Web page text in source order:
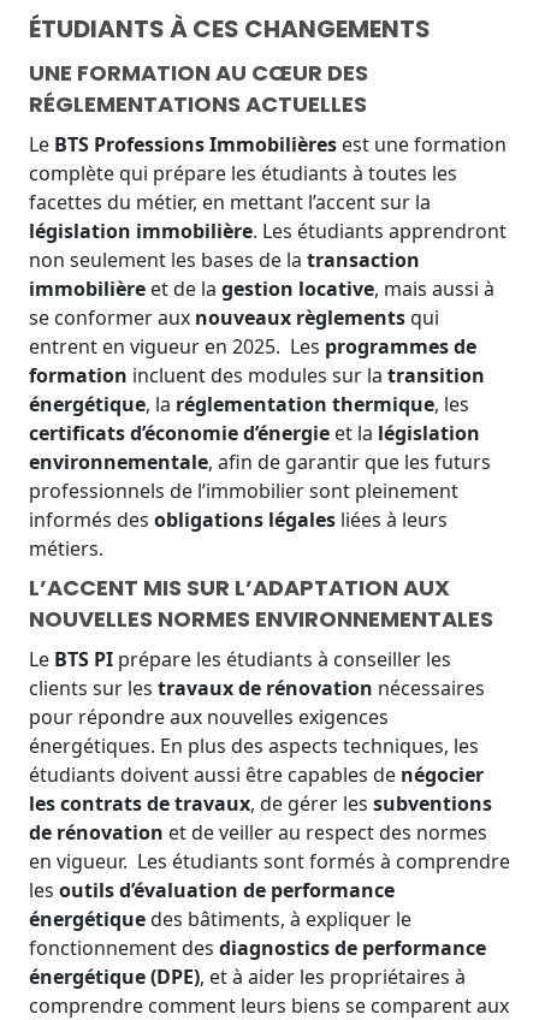
ÉTUDIANTS À CES CHANGEMENTS
UNE FORMATION AU CŒUR DES
RÉGLEMENTATIONS ACTUELLES
Le BTS Professions Immobilières est une formation
complète qui prépare les étudiants à toutes les
facettes du métier, en mettant l’accent sur la
législation immobilière. Les étudiants apprendront
non seulement les bases de la transaction
immobilière et de la gestion locative, mais aussi à
se conformer aux nouveaux règlementsqui
entrent en vigueur en 2025. Les programmes de
formation incluent des modules sur la transition
énergétique, la réglementation thermique, les
certificats d’économie d’énergie et la législation
environnementale, afin de garantir que les futurs
professionnels de l’immobilier sont pleinement
informés des obligations légales liées à leurs
métiers.
L’ACCENT MIS SUR L’ADAPTATION AUX
NOUVELLES NORMES ENVIRONNEMENTALES
Le BTS PI prépare les étudiants à conseiller les
clients sur les travaux de rénovation nécessaires
pour répondre aux nouvelles exigences
énergétiques. En plus des aspects techniques, les
étudiants doivent aussi être capables de négocier
les contrats de travaux, de gérer les subventions
de rénovation et de veiller au respect des normes
en vigueur. Les étudiants sont formés à comprendre
les outils d’évaluation de performance
énergétiquedes bâtiments, à expliquer le
fonctionnement des diagnostics de performance
énergétique (DPE), et à aider les propriétaires à
comprendre comment leurs biens se comparent aux